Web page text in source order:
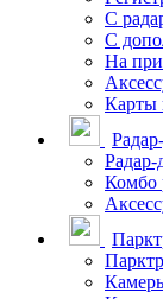
С
С
На
Карты
Радар-
Комбо